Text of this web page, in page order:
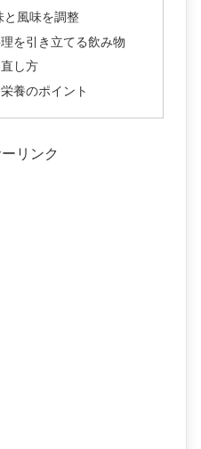
と風味を調整
を引き立てる飲み物
し方
養のポイント
リンク